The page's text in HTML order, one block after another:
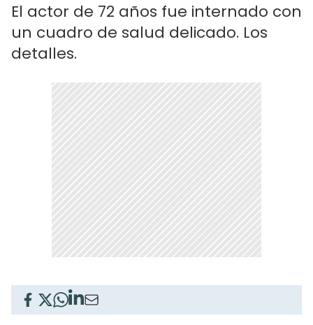
El actor de 72 años fue internado con
un cuadro de salud delicado. Los
detalles.